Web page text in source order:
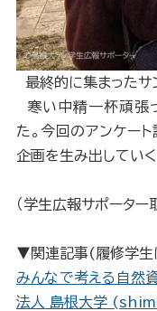
最終的に集まったサ
寒い中精一杯頑張
た。今回のアンケー
企画を生み出してい
（学生広報サポータ
▼関連記事(履修学生
みんなで考える自然
法人 島根大学